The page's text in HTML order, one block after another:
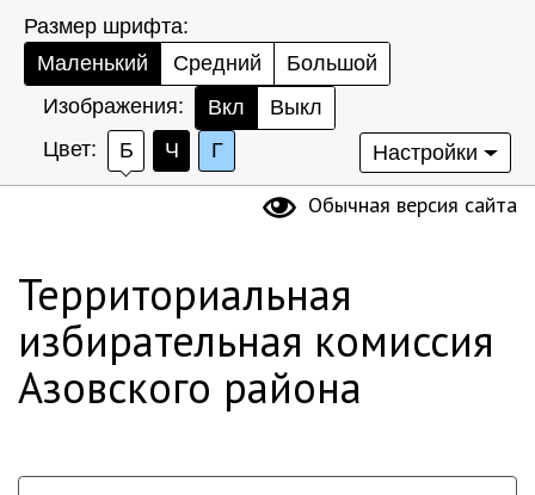
Размер шрифта:
Маленький
Средний
Большой
Изображения:
Вкл
Выкл
Цвет:
Б Ч Г Настройки
Обычная версия сайта
Территориальная
избирательная комиссия
Азовского района